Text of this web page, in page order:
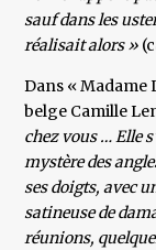
sauf dans les
réalisait alors »
Dans « Madame
belge Camille
chez vous … Elle
mystère des
ses doigts, avec
satineuse de
réunions,